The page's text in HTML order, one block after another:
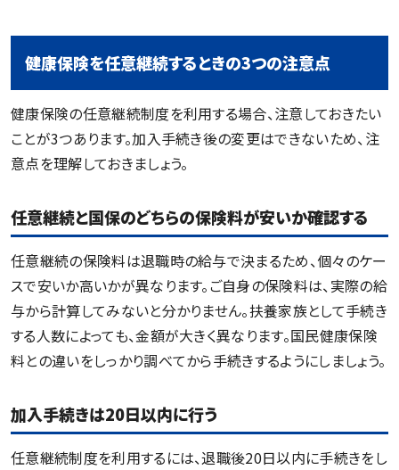
健康保険を任意継続するときの3つの注意点
健康保険の任意継続制度を利用する場合、注意しておきたい
ことが3つあります。加入手続き後の変更はできないため、注
意点を理解しておきましょう。
任意継続と国保のどちらの保険料が安いか確認する
任意継続の保険料は退職時の給与で決まるため、個々のケー
スで安いか高いかが異なります。ご自身の保険料は、実際の給
与から計算してみないと分かりません。扶養家族として手続き
する人数によっても、金額が大きく異なります。国民健康保険
料との違いをしっかり調べてから手続きするようにしましょう。
加入手続きは20日以内に行う
任意継続制度を利用するには、退職後20日以内に手続きをし